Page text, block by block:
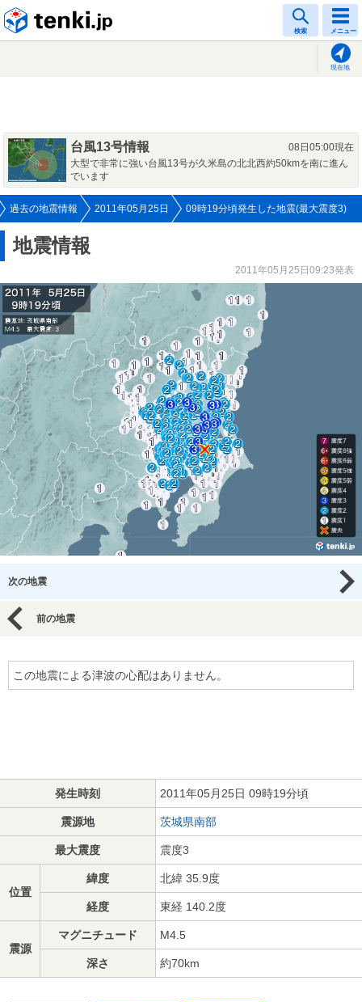
検索 メニュー
現在地
台風13号情報
08日05:00現在
大型で非常に強い台風13号が久米島の北北西約50kmを南に進ん
でいます
過去の地震情報 2011年05月25日 09時19分頃発生した地震(最大震度3)
地震情報
2011年05月25日09:23発表
次の地震
前の地震
この地震による津波の心配はありません。
発生時刻 2011年05月25日 09時19分頃
震源地 茨城県南部
最大震度 震度3
位置
緯度 北緯 35.9度
経度 東経 140.2度
震源
マグニチュード M4.5
深さ 約70km